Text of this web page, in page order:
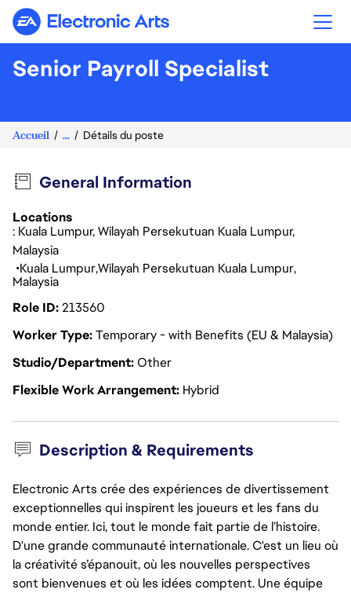
Electronic Arts
Senior Payroll Specialist
Accueil ... Détails du poste
General Information
Locations
: Kuala Lumpur, Wilayah Persekutuan Kuala Lumpur,
Malaysia
Kuala LumpurWilayah Persekutuan Kuala Lumpur
Malaysia
Role ID213560
Worker TypeTemporary - with Benefits (EU & Malaysia)
Studio/DepartmentOther
Flexible Work Arrangement Hybrid
Description & Requirements
Electronic Arts crée des expériences de divertissement
exceptionnelles qui inspirent les joueurs et les fans du
monde entier. Ici, tout le monde fait partie de l’histoire.
D'une grande communauté internationale. C'est un lieu où
la créativité s’épanouit, où les nouvelles perspectives
sont bienvenues et où les idées comptent. Une équipe